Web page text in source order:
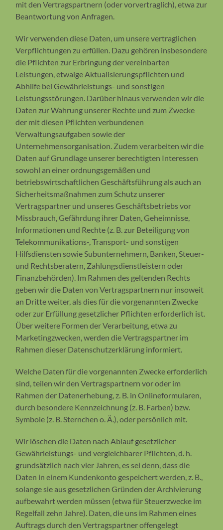
mit den Vertragspartnern (oder vorvertraglich), etwa zur
Beantwortung von Anfragen.
Wir verwenden diese Daten, um unsere vertraglichen
Verpflichtungen zu erfüllen. Dazu gehören insbesondere
die Pflichten zur Erbringung der vereinbarten
Leistungen, etwaige Aktualisierungspflichten und
Abhilfe bei Gewährleistungs- und sonstigen
Leistungsstörungen. Darüber hinaus verwenden wir die
Daten zur Wahrung unserer Rechte und zum Zwecke
der mit diesen Pflichten verbundenen
Verwaltungsaufgaben sowie der
Unternehmensorganisation. Zudem verarbeiten wir die
Daten auf Grundlage unserer berechtigten Interessen
sowohl an einer ordnungsgemäßen und
betriebswirtschaftlichen Geschäftsführung als auch an
Sicherheitsmaßnahmen zum Schutz unserer
Vertragspartner und unseres Geschäftsbetriebs vor
Missbrauch, Gefährdung ihrer Daten, Geheimnisse,
Informationen und Rechte (z. B. zur Beteiligung von
Telekommunikations-, Transport- und sonstigen
Hilfsdiensten sowie Subunternehmern, Banken, Steuer-
und Rechtsberatern, Zahlungsdienstleistern oder
Finanzbehörden). Im Rahmen des geltenden Rechts
geben wir die Daten von Vertragspartnern nur insoweit
an Dritte weiter, als dies für die vorgenannten Zwecke
oder zur Erfüllung gesetzlicher Pflichten erforderlich ist.
Über weitere Formen der Verarbeitung, etwa zu
Marketingzwecken, werden die Vertragspartner im
Rahmen dieser Datenschutzerklärung informiert.
Welche Daten für die vorgenannten Zwecke erforderlich
sind, teilen wir den Vertragspartnern vor oder im
Rahmen der Datenerhebung, z. B. in Onlineformularen,
durch besondere Kennzeichnung (z. B. Farben) bzw.
Symbole (z. B. Sternchen o. Ä.), oder persönlich mit.
Wir löschen die Daten nach Ablauf gesetzlicher
Gewährleistungs- und vergleichbarer Pflichten, d. h.
grundsätzlich nach vier Jahren, es sei denn, dass die
Daten in einem Kundenkonto gespeichert werden, z. B.,
solange sie aus gesetzlichen Gründen der Archivierung
aufbewahrt werden müssen (etwa für Steuerzwecke im
Regelfall zehn Jahre). Daten, die uns im Rahmen eines
Auftrags durch den Vertragspartner offengelegt